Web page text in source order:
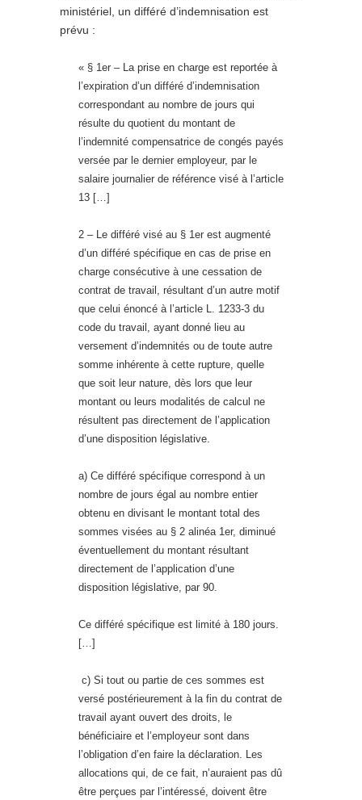
ministériel, un différé d’indemnisation est
prévu :
« § 1er – La prise en charge est reportée à
l’expiration d’un différé d’indemnisation
correspondant au nombre de jours qui
résulte du quotient du montant de
l’indemnité compensatrice de congés payés
versée par le dernier employeur, par le
salaire journalier de référence visé à l’article
13 […]
2 – Le différé visé au § 1er est augmenté
d’un différé spécifique en cas de prise en
charge consécutive à une cessation de
contrat de travail, résultant d’un autre motif
que celui énoncé à l’article L. 1233-3 du
code du travail, ayant donné lieu au
versement d’indemnités ou de toute autre
somme inhérente à cette rupture, quelle
que soit leur nature, dès lors que leur
montant ou leurs modalités de calcul ne
résultent pas directement de l’application
d’une disposition législative.
a) Ce différé spécifique correspond à un
nombre de jours égal au nombre entier
obtenu en divisant le montant total des
sommes visées au § 2 alinéa 1er, diminué
éventuellement du montant résultant
directement de l’application d’une
disposition législative, par 90.
Ce différé spécifique est limité à 180 jours.
[…]
c) Si tout ou partie de ces sommes est
versé postérieurement à la fin du contrat de
travail ayant ouvert des droits, le
bénéficiaire et l’employeur sont dans
l’obligation d’en faire la déclaration. Les
allocations qui, de ce fait, n’auraient pas dû
être perçues par l’intéressé, doivent être